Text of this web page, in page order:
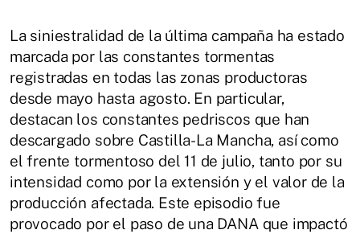
La siniestralidad de la última campaña ha estado
marcada por las constantes tormentas
registradas en todas las zonas productoras
desde mayo hasta agosto. En particular,
destacan los constantes pedriscos que han
descargado sobre Castilla-La Mancha, así como
el frente tormentoso del 11 de julio, tanto por su
intensidad como por la extensión y el valor de la
producción afectada. Este episodio fue
provocado por el paso de una DANA que impactó